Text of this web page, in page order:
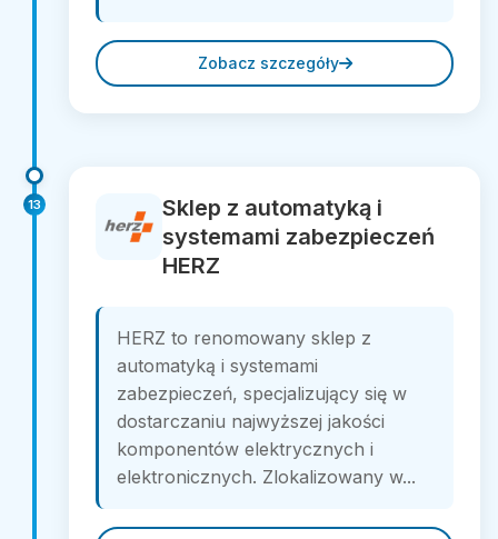
Zobacz szczegóły
13
Sklep z automatyką i
systemami zabezpieczeń
HERZ
HERZ to renomowany sklep z
automatyką i systemami
zabezpieczeń, specjalizujący się w
dostarczaniu najwyższej jakości
komponentów elektrycznych i
elektronicznych. Zlokalizowany w...